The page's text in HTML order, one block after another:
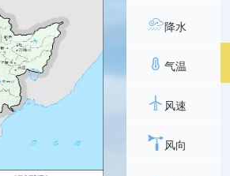
降水
气温
风速
风向